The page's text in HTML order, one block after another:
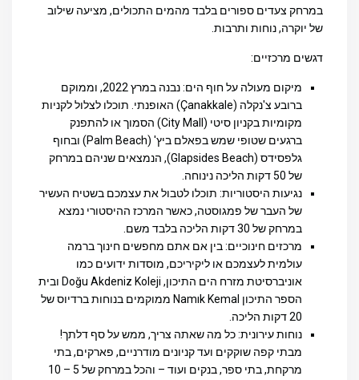
במרחק צעדים ספורים בלבד מהמים התכולים, מציעה שילוב
של יוקרה, נוחות ותרבות.
דגשים מרכזיים:
מיקום מעולה על חוף הים
: נבנה במרץ 2022, וממוקם
ברובע צ'נקלה (Çanakkale) האופנתי. תוכלו לצלול לקניות
מקומיות בקניון סיטי (City Mall) הסמוך או להתפנק
ברגעים שטופי שמש בפאלם ביץ' (Palm Beach) ובחוף
גלפסידס (Glapsides Beach), הנמצאים שניהם במרחק
של 50 דקות הליכה נינוחה.
נגיעות היסטוריות: תוכלו לטבול את עצמכם בשטיח העשיר
של העבר של פמגוסטה, כאשר המרכז ההיסטורי נמצא
במרחק של 30 דקות הליכה בלבד משם.
מרכזים חינוכיים: בין אם אתם מחפשים חינוך ברמה
עולמית לעצמכם או ליקיריכם, מוסדות ידועים כמו
אוניברסיטת מזרח הים התיכון, Doğu Akdeniz Koleji ובית
הספר התיכון Namık Kemal ממוקמים בנוחות ברדיוס של
20 דקות הליכה.
נוחות עירונית: כל מה שאתה צריך, ממש על סף דלתך!
מבתי קפה שוקקים ועד קניונים מודרניים, פארקים, בתי
מרקחת, בתי ספר, בנקים ועוד – והכל במרחק של 5 – 10